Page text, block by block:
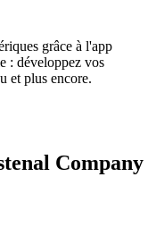
grâce à l'app
: développez vos
et plus encore.
Company